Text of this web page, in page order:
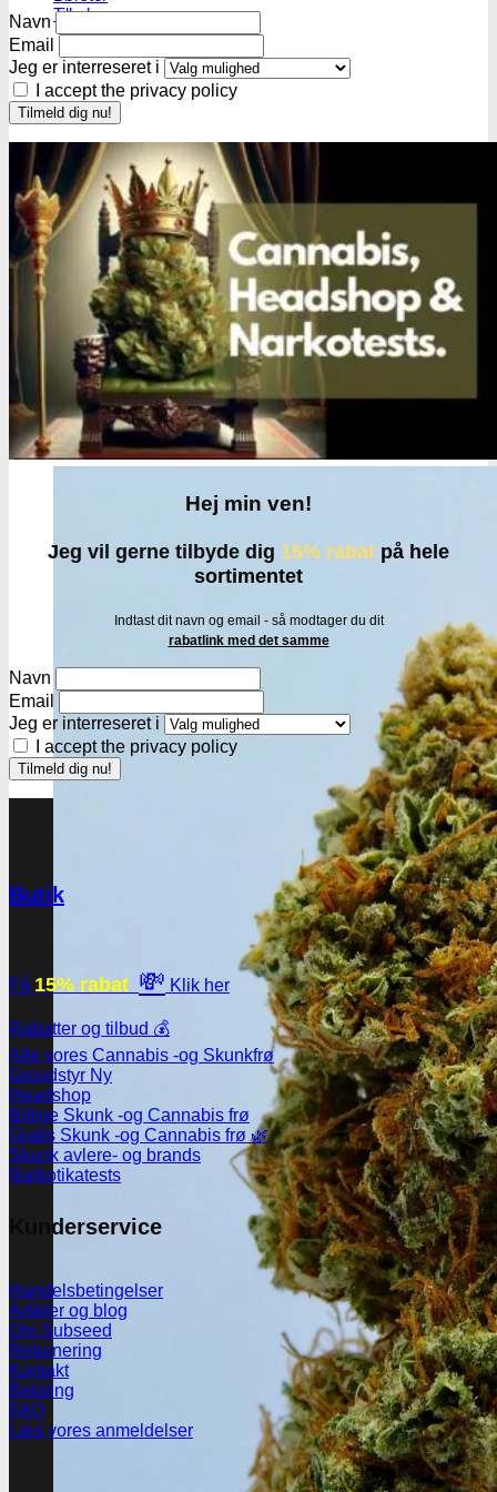
Tilbehør
Navn
Email
Jeg er interreseret i
I accept the privacy policy
Hej min ven!
Jeg vil gerne tilbyde dig 15% rabat på hele
sortimentet
Indtast dit navn og email - så modtager du dit
rabatlink med det samme
Navn
Email
Jeg er interreseret i
I accept the privacy policy
Butik
Få 15% rabat 💸 Klik her
Rabatter og tilbud 💰
Alle vores Cannabis -og Skunkfrø
Groudstyr
Headshop
Billige Skunk -og Cannabis frø
Gratis Skunk -og Cannabis frø 🌿
Skunk avlere- og brands
Narkotikatests
Kunderservice
Handelsbetingelser
Artikler og blog
Om Subseed
Returnering
Kontakt
Betaling
FAQ
Læs vores anmeldelser